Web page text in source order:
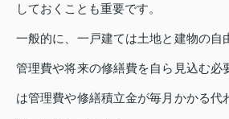
しておくことも重要です。
一般的に、一戸建ては土地と建物の自
管理費や将来の修繕費を自ら見込む必
は管理費や修繕積立金が毎月かかる代